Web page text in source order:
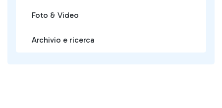
Foto & Video
Archivio e ricerca